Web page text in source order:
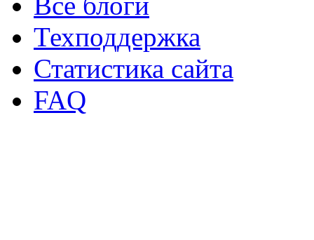
Техподдержка
Статистика сайта
FAQ